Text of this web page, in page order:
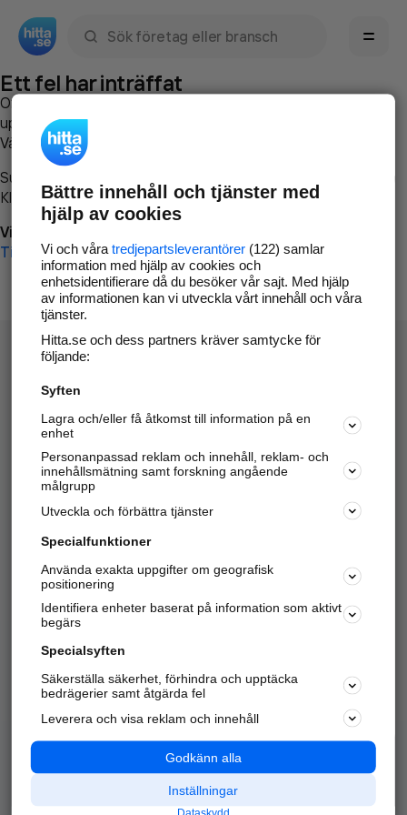
Ett fel har inträffat
Om du vill kan du
uppstod så att vi lättare och snabbare kan avhjälpa det.
Vänligen försök med följande:
Surfa till
Klicka påTillbaka-knappen i webbläsaren och försök igen
Vi beklagar besväret!
Till startsidan
Hitta.se - Gratis nummerupplysning.
Sök företag, personer och platser.
Hitta telefonnummer, adresser, företagsinfo mm.
Marknadsför företaget
Kom igång och annonsera mot
samarbetspartners nära dig.
Alla kategorier
Populära sökningar
API & Kartor
Annonsera
Integritet
Nödnummer
Bättre innehåll och tjänster med
hjälp av cookies
Vi och våra tredjepartsleverantörer(122) samlar
information med hjälp av cookies och
enhetsidentifierare då du besöker vår sajt. Med hjälp
av informationen kan vi utveckla vårt innehåll och våra
tjänster.
Hitta.se och dess partners kräver samtycke för
följande:
Syften
Lagra och/eller få åtkomst till information på en
enhet
Personanpassad reklam och innehåll, reklam- och
innehållsmätning samt forskning angående
målgrupp
Utveckla och förbättra tjänster
Specialfunktioner
Använda exakta uppgifter om geografisk
positionering
Identifiera enheter baserat på information som aktivt
begärs
Specialsyften
Säkerställa säkerhet, förhindra och upptäcka
bedrägerier samt åtgärda fel
Leverera och visa reklam och innehåll
Godkänn alla
Inställningar
Dataskydd